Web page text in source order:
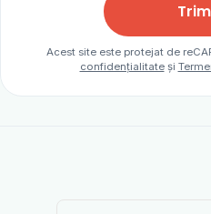
Acest site este protejat de
confidențialitateși